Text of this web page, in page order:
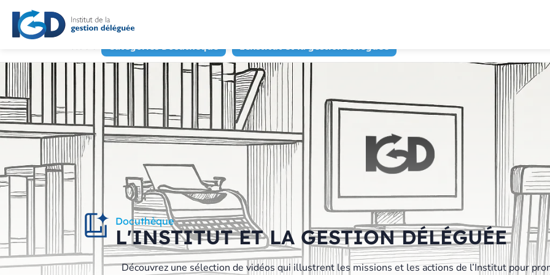
Accueil
Catégories Docuthèque L'Institut et la gestion déléguée
Docuthèque
L'INSTITUT ET LA GESTION DÉLÉGUÉE
Découvrez une sélection de vidéos qui illustrent les missions et les actions de l’Institut pour